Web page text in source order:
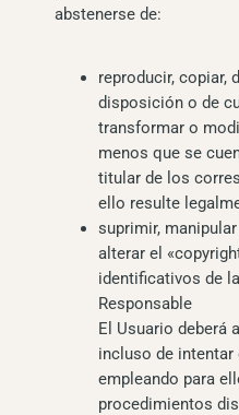
abstenerse de:
reproducir, copiar,
disposición o de
transformar o
menos que se
titular de los
ello resulte
suprimir,
alterar el
identificativos de
Responsable
El Usuario deberá
incluso de
empleando para
procedimientos